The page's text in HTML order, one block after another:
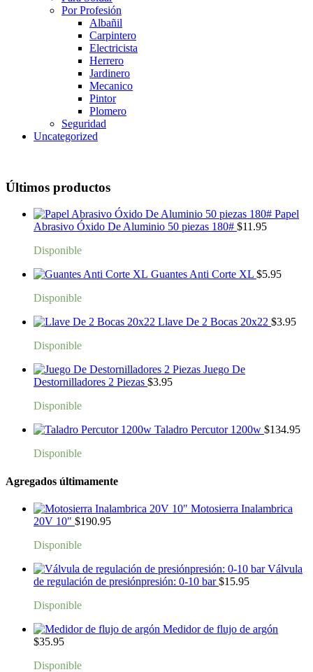
Por Profesión
Albañil
Carpintero
Electricista
Herrero
Jardinero
Mecanico
Pintor
Plomero
Seguridad
Uncategorized
Últimos productos
Papel
Abrasivo Óxido De Aluminio 50 piezas 180# $11.95
Disponible
Guantes Anti Corte XL $5.95
Disponible
Llave De 2 Bocas 20x22 $3.95
Disponible
Juego De
Destornilladores 2 Piezas $3.95
Disponible
Taladro Percutor 1200w $134.95
Disponible
Agregados últimamente
Motosierra Inalambrica
20V 10" $190.95
Disponible
Válvula
de regulación de presiónpresión: 0-10 bar $15.95
Disponible
Medidor de flujo de argón
$35.95
Disponible